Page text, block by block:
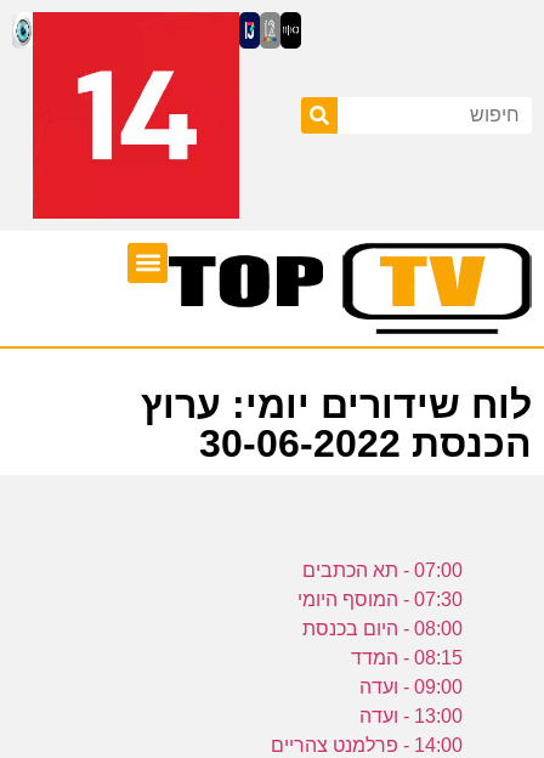
לוח שידורים יומי: ערוץ
הכנסת 30-06-2022
07:00 - תא הכתבים
07:30 - המוסף היומי
08:00 - היום בכנסת
08:15 - המדד
09:00 - ועדה
13:00 - ועדה
14:00 - פרלמנט צהריים